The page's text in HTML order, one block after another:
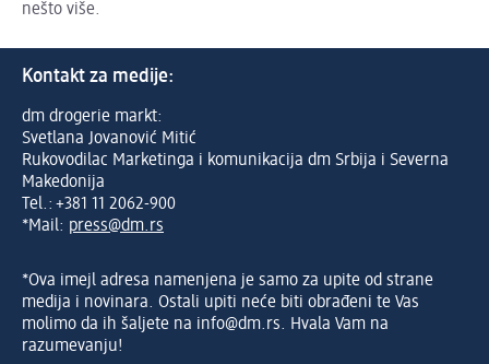
nešto više.
Kontakt za medije:
dm drogerie markt:
Svetlana Jovanović Mitić
Rukovodilac Marketinga i komunikacija dm Srbija i Severna
Makedonija
Tel.: +381 11 2062-900
*Mail: press@dm.rs
*Ova imejl adresa namenjena je samo za upite od strane
medija i novinara. Ostali upiti neće biti obrađeni te Vas
molimo da ih šaljete na info@dm.rs. Hvala Vam na
razumevanju!